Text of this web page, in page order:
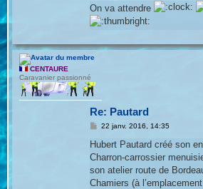
s
s
a
On va attendre
CENTAURE
Caravanier passionné
Re: Pautard
M
s
a
g
22 janv. 2016, 14:35
Hubert Pautard créé son
Charron-carrossier
son atelier route de
Chamiers (à